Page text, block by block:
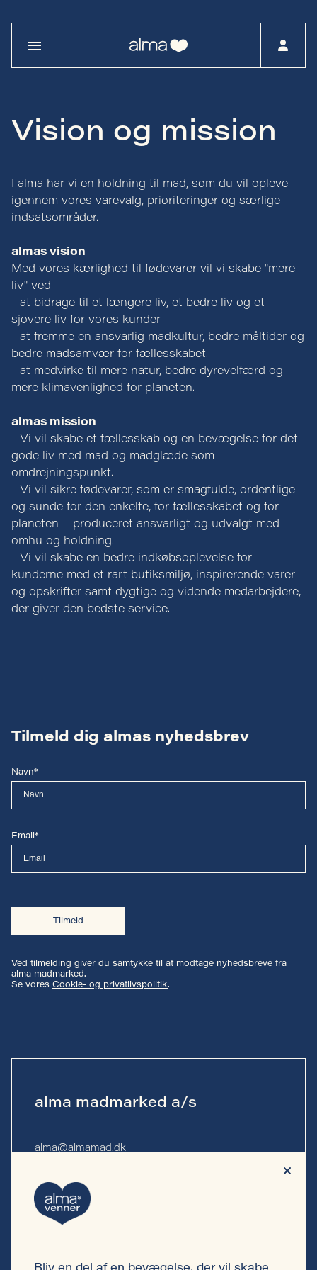
Vision og mission
I alma har vi en holdning til mad, som du vil opleve
igennem vores varevalg, prioriteringer og særlige
indsatsområder.
almas vision
Med vores kærlighed til fødevarer vil vi skabe "mere
liv" ved
- at bidrage til et længere liv, et bedre liv og et
sjovere liv for vores kunder
- at fremme en ansvarlig madkultur, bedre måltider og
bedre madsamvær for fællesskabet.
- at medvirke til mere natur, bedre dyrevelfærd og
mere klimavenlighed for planeten.
almas mission
- Vi vil skabe et fællesskab og en bevægelse for det
gode liv med mad og madglæde som
omdrejningspunkt.
- Vi vil sikre fødevarer, som er smagfulde, ordentlige
og sunde for den enkelte, for fællesskabet og for
planeten – produceret ansvarligt og udvalgt med
omhu og holdning.
- Vi vil skabe en bedre indkøbsoplevelse for
kunderne med et rart butiksmiljø, inspirerende varer
og opskrifter samt dygtige og vidende medarbejdere,
der giver den bedste service.
Tilmeld dig almas nyhedsbrev
Navn*
Email*
Tilmeld
Ved tilmelding giver du samtykke til at modtage nyhedsbreve fra
alma madmarked.
Se vores Cookie- og privatlivspolitik.
alma madmarked a/s
alma@almamad.dk
CVR-nr. 44 89 27 23